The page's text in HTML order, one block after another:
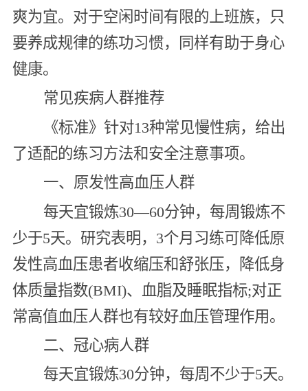
爽为宜。对于空闲时间有限的上班族，只
要养成规律的练功习惯，同样有助于身心
健康。
常见疾病人群推荐
《标准》针对13种常见慢性病，给出
了适配的练习方法和安全注意事项。
一、原发性高血压人群
每天宜锻炼30—60分钟，每周锻炼不
少于5天。研究表明，3个月习练可降低原
发性高血压患者收缩压和舒张压，降低身
体质量指数(BMI)、血脂及睡眠指标;对正
常高值血压人群也有较好血压管理作用。
二、冠心病人群
每天宜锻炼30分钟，每周不少于5天。